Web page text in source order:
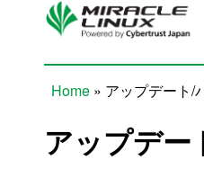
Skip to main content
Home » アップデート/
アップデ